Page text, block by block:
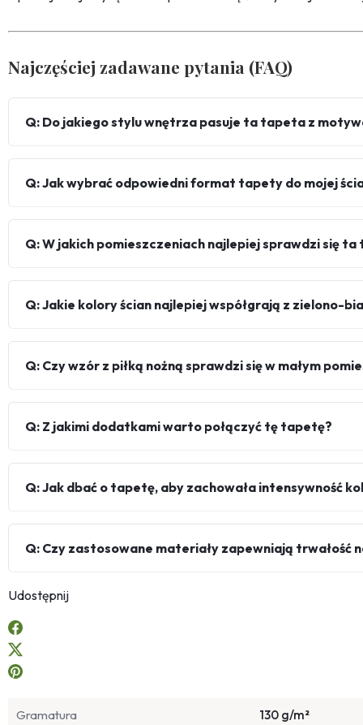
Najczęściej zadawane pytania (FAQ)
Q: Do jakiego stylu wnętrza pasuje ta tapeta z
Q: Jak wybrać odpowiedni format tapety do mojej
Q: W jakich pomieszczeniach najlepiej sprawdzi się
Q: Jakie kolory ścian najlepiej współgrają z zielono-
Q: Czy wzór z piłką nożną sprawdzi się w małym
Q: Z jakimi dodatkami warto połączyć tę tapetę?
Q: Jak dbać o tapetę, aby zachowała intensywność
Q: Czy zastosowane materiały zapewniają trwałość
Udostępnij
Gramatura 130 g/m²